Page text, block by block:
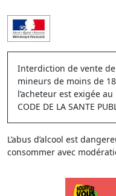
Interdiction de vente
mineurs de moins de
l’acheteur est exigée
CODE DE LA SANTE
L’abus d’alcool est
consommer avec